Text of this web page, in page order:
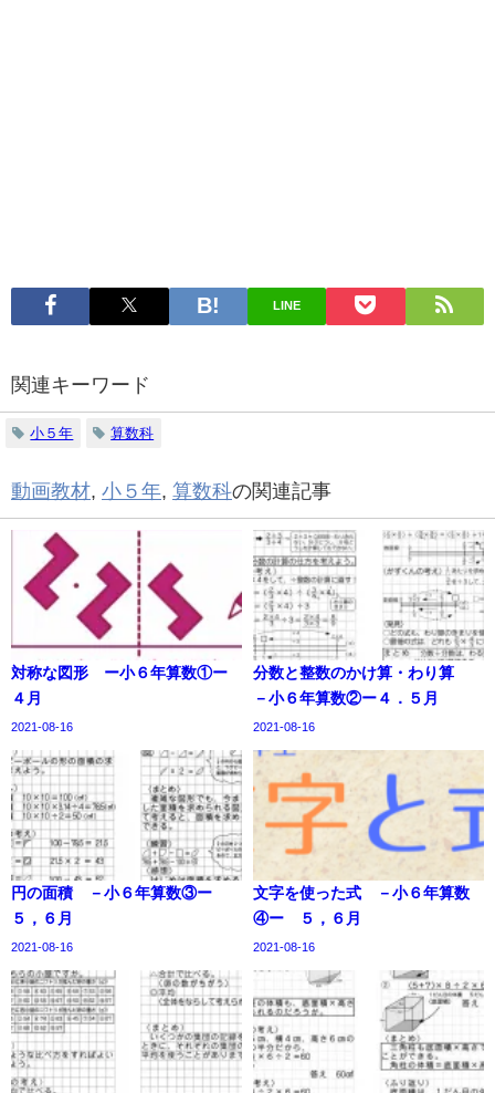
LINE
関連キーワード
小５年 算数科
動画教材, 小５年, 算数科の関連記事
対称な図形 ー小６年算数①ー
４月
2021-08-16
分数と整数のかけ算・わり算
－小６年算数②ー４．５月
2021-08-16
円の面積 －小６年算数③ー
５，６月
2021-08-16
文字を使った式 －小６年算数
④ー ５，６月
2021-08-16